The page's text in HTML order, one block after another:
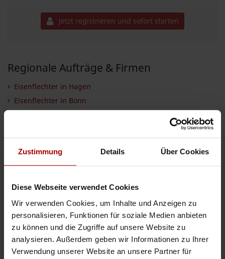
Zustimmung Details Über Cookies
Diese Webseite verwendet Cookies
Wir verwenden Cookies, um Inhalte und Anzeigen zu
personalisieren, Funktionen für soziale Medien anbieten
zu können und die Zugriffe auf unsere Website zu
analysieren. Außerdem geben wir Informationen zu Ihrer
Verwendung unserer Website an unsere Partner für
Jetzt registrieren und sofort starten
Regionale Aufträge & Firmen
Eisenflechter in Hagen
Eisenflechter in Bonn
Eisenflechter in Bochum
Eisenflechter in Essen
Eisenflechter in Wiesbaden
Eisenflechter in Frankfurt
Eisenflechter in Gelsenkirchen
Eisenflechter in Offenbach
Eisenflechter in Landkreis Siegen-Wittgenstein